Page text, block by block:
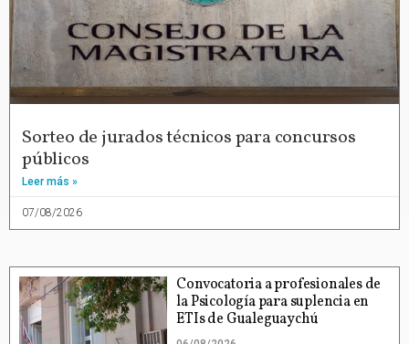
Sorteo de jurados técnicos para concursos
públicos
Leer más »
07/08/2026
Convocatoria a profesionales de
la Psicología para suplencia en
ETIs de Gualeguaychú